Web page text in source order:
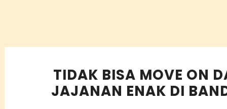
TIDAK BISA MOVE ON
JAJANAN ENAK DI